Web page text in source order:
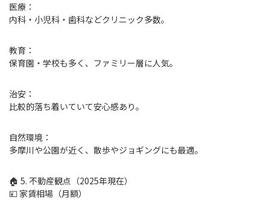
医療：
内科・小児科・歯科などクリニック多数。
教育：
保育園・学校も多く、ファミリー層に人気。
治安：
比較的落ち着いていて安心感あり。
自然環境：
多摩川や公園が近く、散歩やジョギングにも最適。
🏠 5. 不動産観点（2025年現在）
💴 家賃相場（月額）